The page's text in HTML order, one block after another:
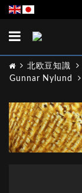
Toggle
北欧豆知識
Gunnar Nylund